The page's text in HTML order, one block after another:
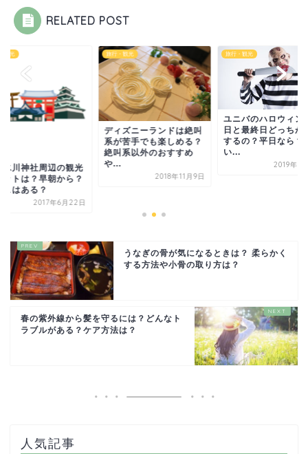
RELATED POST
観光
氷川神社周辺の観光
ットは？早朝から？
ェはある？
2017年6月22日
旅行・観光
ディズニーランドは絶叫
系が苦手でも楽しめる？
絶叫系以外のおすすめ
や...
2018年11月9日
旅行・観光
ユニバのハロウィン
日と最終日どっちが
するの？平日なら？
い...
2019年7
うなぎの骨が気になるときは？ 柔らかく
する方法や小骨の取り方は？
春の紫外線から髪を守るには？どんなト
ラブルがある？ケア方法は？
人気記事